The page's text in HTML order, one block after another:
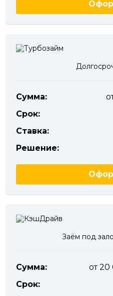
Сумма:
Срок:
Ставка:
Решение:
Заём под
Сумма:
от
Срок: